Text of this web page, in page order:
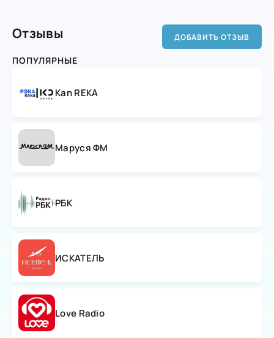
Отзывы ДОБАВИТЬ ОТЗЫВ
ПОПУЛЯРНЫЕ
Kan REKA
Маруся ФМ
РБК
ИСКАТЕЛЬ
Love Radio